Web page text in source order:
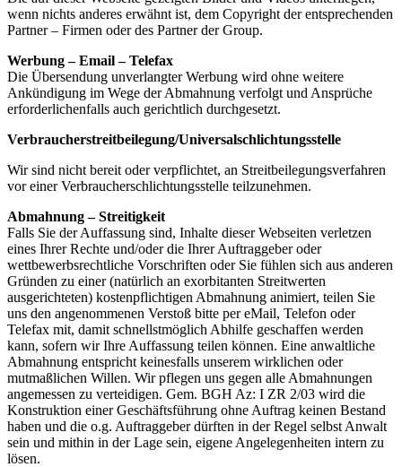
wenn nichts anderes erwähnt ist, dem Copyright der entsprechenden
Partner – Firmen oder des Partner der Group.
Werbung – Email – Telefax
Die Übersendung unverlangter Werbung wird ohne weitere
Ankündigung im Wege der Abmahnung verfolgt und Ansprüche
erforderlichenfalls auch gerichtlich durchgesetzt.
Verbraucher­streit­beilegung/Universal­schlichtungs­stelle
Wir sind nicht bereit oder verpflichtet, an Streitbeilegungsverfahren
vor einer Verbraucherschlichtungsstelle teilzunehmen.
Abmahnung – Streitigkeit
Falls Sie der Auffassung sind, Inhalte dieser Webseiten verletzen
eines Ihrer Rechte und/oder die Ihrer Auftraggeber oder
wettbewerbsrechtliche Vorschriften oder Sie fühlen sich aus anderen
Gründen zu einer (natürlich an exorbitanten Streitwerten
ausgerichteten) kostenpflichtigen Abmahnung animiert, teilen Sie
uns den angenommenen Verstoß bitte per eMail, Telefon oder
Telefax mit, damit schnellstmöglich Abhilfe geschaffen werden
kann, sofern wir Ihre Auffassung teilen können. Eine anwaltliche
Abmahnung entspricht keinesfalls unserem wirklichen oder
mutmaßlichen Willen. Wir pflegen uns gegen alle Abmahnungen
angemessen zu verteidigen. Gem. BGH Az: I ZR 2/03 wird die
Konstruktion einer Geschäftsführung ohne Auftrag keinen Bestand
haben und die o.g. Auftraggeber dürften in der Regel selbst Anwalt
sein und mithin in der Lage sein, eigene Angelegenheiten intern zu
lösen.